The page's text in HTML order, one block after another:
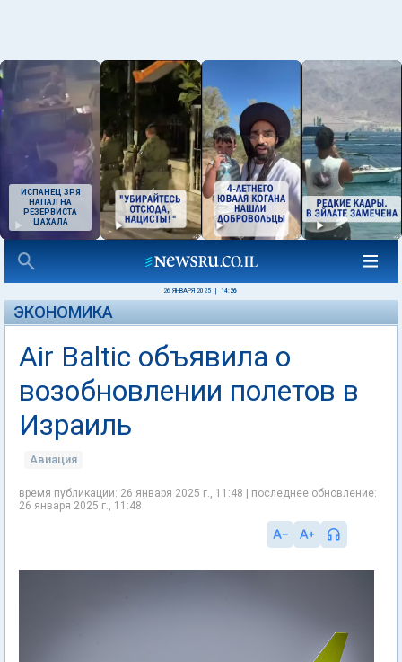
ИСПАНЕЦ ЗРЯ
НАПАЛ НА
РЕЗЕРВИСТА
ЦАХАЛА
26 ЯНВАРЯ 2025 14:26
ЭКОНОМИКА
Air Baltic объявила о
возобновлении полетов в
Израиль
Авиация
время публикации: 26 января 2025 г., 11:48 | последнее обновление:
26 января 2025 г., 11:48